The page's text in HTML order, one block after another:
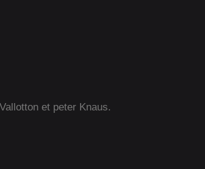
et peter Knaus.